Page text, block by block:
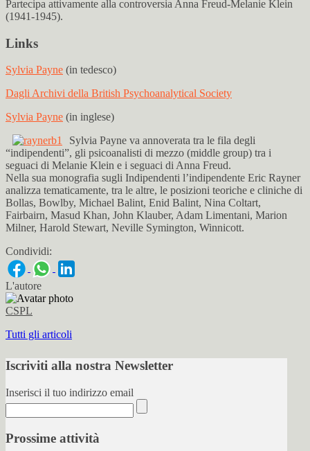
Partecipa attivamente alla controversia Anna Freud-Melanie Klein
(1941-1945).
Links
Sylvia Payne (in tedesco)
Dagli Archivi della British Psychoanalytical Society
Sylvia Payne (in inglese)
Sylvia Payne va annoverata tra le fila degli
“indipendenti”, gli psicoanalisti di mezzo (middle group) tra i
seguaci di Melanie Klein e i seguaci di Anna Freud.
Nella sua monografia sugli Indipendenti l’indipendente Eric Rayner
analizza tematicamente, tra le altre, le posizioni teoriche e cliniche di
Bollas, Bowlby, Michael Balint, Enid Balint, Nina Coltart,
Fairbairn, Masud Khan, John Klauber, Adam Limentani, Marion
Milner, Harold Stewart, Neville Symington, Winnicott.
Condividi:
L'autore
CSPL
Tutti gli articoli
Iscriviti alla nostra Newsletter
Inserisci il tuo indirizzo email
Prossime attività